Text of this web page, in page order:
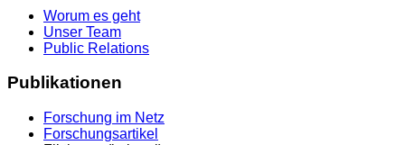
Worum es geht
Unser Team
Public Relations
Publikationen
Forschung im Netz
Forschungsartikel